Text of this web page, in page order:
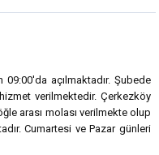
açılmaktadır. Şubede
verilmektedir. Çerkezköy
arası molası verilmekte olup
Cumartesi ve Pazar günleri